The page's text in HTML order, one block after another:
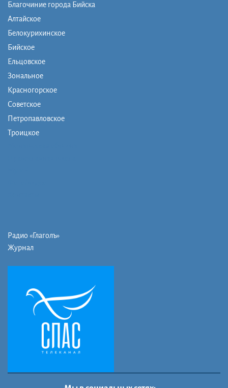
Благочиние города Бийска
Алтайское
Белокурихинское
Бийское
Ельцовское
Зональное
Красногорское
Советское
Петропавловское
Троицкое
Радио «Глаголъ»
Журнал